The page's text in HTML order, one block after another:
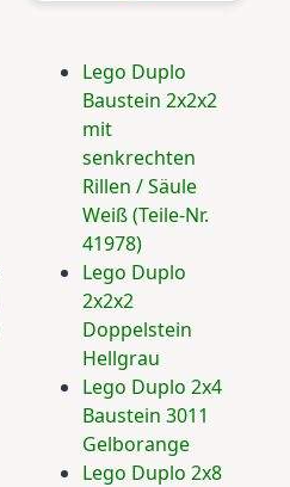
Lego Duplo
Baustein 2x2x2
mit
senkrechten
Rillen / Säule
Weiß (Teile-Nr.
41978)
Lego Duplo
2x2x2
Doppelstein
Hellgrau
Lego Duplo 2x4
Baustein 3011
Gelborange
Lego Duplo 2x8